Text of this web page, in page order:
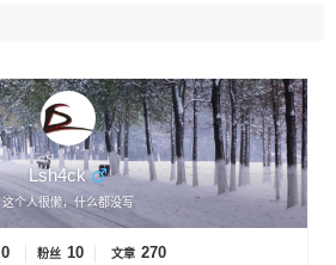
Lsh4ck
这个人很懒，什么都没写
0 粉丝 10 文章 270